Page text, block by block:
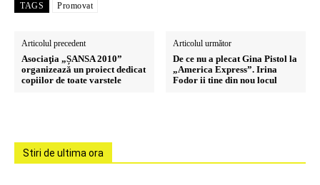
TAGS Promovat
Articolul precedent
Asociaţia „ȘANSA 2010”
organizează un proiect dedicat
copiilor de toate varstele
Articolul următor
De ce nu a plecat Gina Pistol la
„America Express”. Irina
Fodor ii tine din nou locul
Stiri de ultima ora